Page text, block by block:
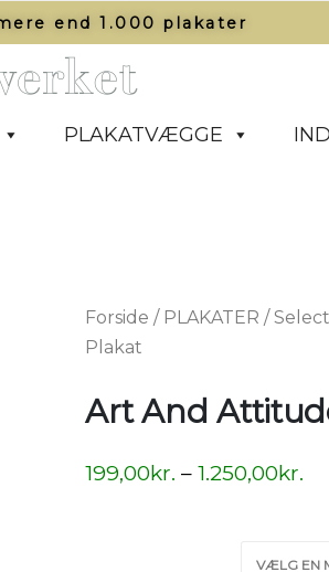
end 1.000 plakater​
PLAKATVÆGGE
Forside / PLAKATER /
Plakat
Art And
199,00kr. – 1.250,00kr.